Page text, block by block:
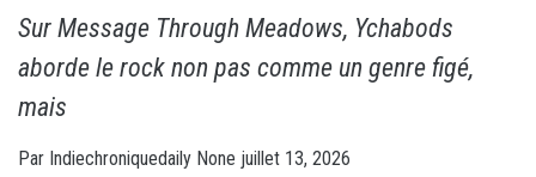
Sur Message Through Meadows, Ychabods
aborde le rock non pas comme un genre figé,
mais
Par Indiechroniquedaily None juillet 13, 2026